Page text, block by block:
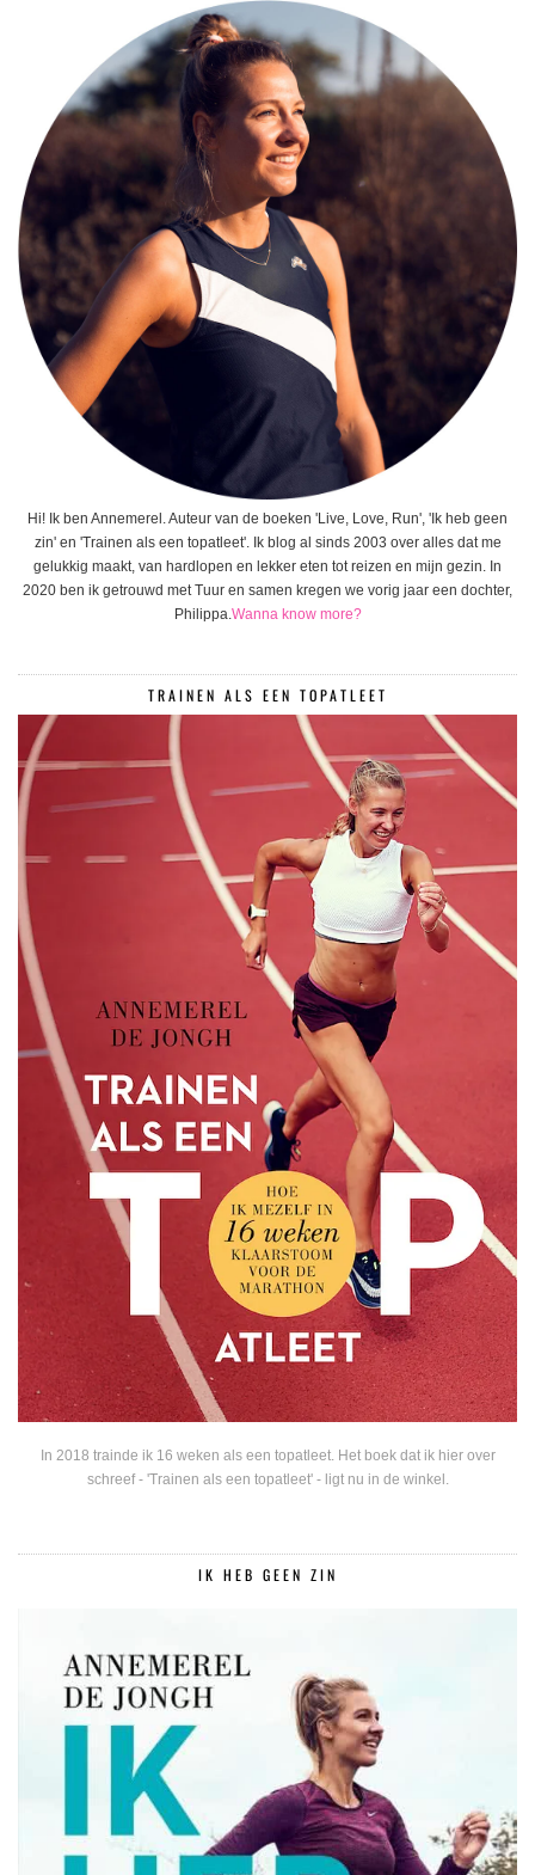
Hi! Ik ben Annemerel. Auteur van de boeken 'Live, Love, Run', 'Ik heb geen
zin' en 'Trainen als een topatleet'. Ik blog al sinds 2003 over alles dat me
gelukkig maakt, van hardlopen en lekker eten tot reizen en mijn gezin. In
2020 ben ik getrouwd met Tuur en samen kregen we vorig jaar een dochter,
Philippa.Wanna know more?
TRAINEN ALS EEN TOPATLEET
In 2018 trainde ik 16 weken als een topatleet. Het boek dat ik hier over
schreef - 'Trainen als een topatleet' - ligt nu in de winkel.
IK HEB GEEN ZIN